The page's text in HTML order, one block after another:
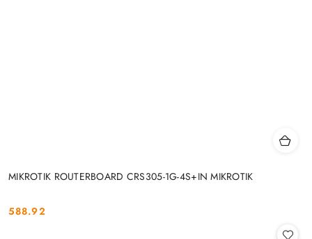
MIKROTIK ROUTERBOARD CRS305-1G-4S+IN MIKROTIK
Cena:
588.92